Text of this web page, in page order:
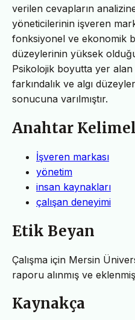
verilen cevapların
yöneticilerinin işveren
fonksiyonel ve ekonomik
düzeylerinin yüksek
Psikolojik boyutta yer
farkındalık ve algı
sonucuna varılmıştır.
Anahtar
İşveren markası
yönetim
insan kaynakları
çalışan deneyimi
Etik Beyan
Çalışma için Mersin
raporu alınmış ve
Kaynakça